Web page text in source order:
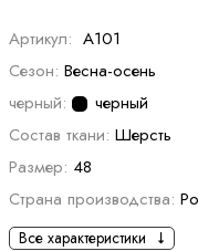
Артикул: А101
Сезон: Весна-осень
черный:
черный
Состав ткани: Шерсть
Размер: 48
Страна производства:
Все характеристики